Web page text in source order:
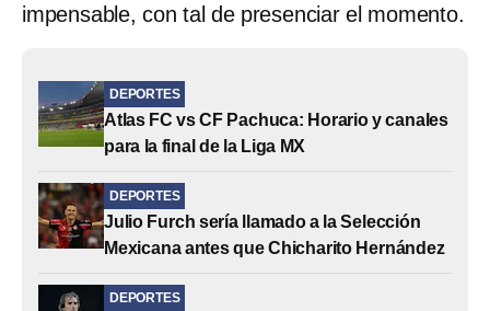
impensable, con tal de presenciar el momento.
DEPORTES
Atlas FC vs CF Pachuca: Horario y canales
para la final de la Liga MX
DEPORTES
Julio Furch sería llamado a la Selección
Mexicana antes que Chicharito Hernández
DEPORTES